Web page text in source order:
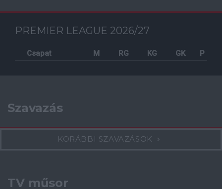
PREMIER LEAGUE 2026/27
Csapat M RG KG GK P
Szavazás
KORÁBBI SZAVAZÁSOK
TV műsor